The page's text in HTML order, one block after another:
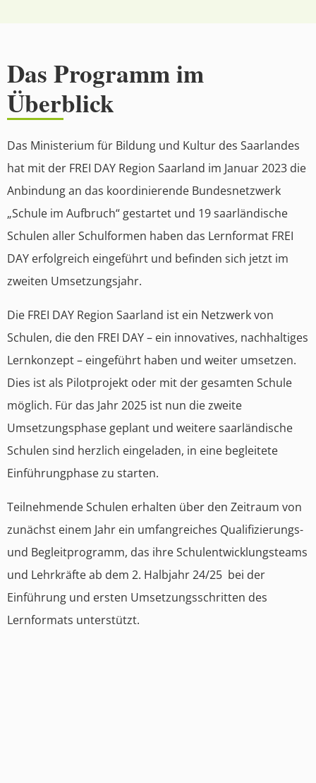
Das Programm im
Überblick
Das Ministerium für Bildung und Kultur des Saarlandes
hat mit der FREI DAY Region Saarland im Januar 2023 die
Anbindung an das koordinierende Bundesnetzwerk
„Schule im Aufbruch“ gestartet und 19 saarländische
Schulen aller Schulformen haben das Lernformat FREI
DAY erfolgreich eingeführt und befinden sich jetzt im
zweiten Umsetzungsjahr.
Die FREI DAY Region Saarland ist ein Netzwerk von
Schulen, die den FREI DAY – ein innovatives, nachhaltiges
Lernkonzept – eingeführt haben und weiter umsetzen.
Dies ist als Pilotprojekt oder mit der gesamten Schule
möglich. Für das Jahr 2025 ist nun die zweite
Umsetzungsphase geplant und weitere saarländische
Schulen sind herzlich eingeladen, in eine begleitete
Einführungphase zu starten.
Teilnehmende Schulen erhalten über den Zeitraum von
zunächst einem Jahr ein umfangreiches Qualifizierungs-
und Begleitprogramm, das ihre Schulentwicklungsteams
und Lehrkräfte ab dem 2. Halbjahr 24/25 bei der
Einführung und ersten Umsetzungsschritten des
Lernformats unterstützt.